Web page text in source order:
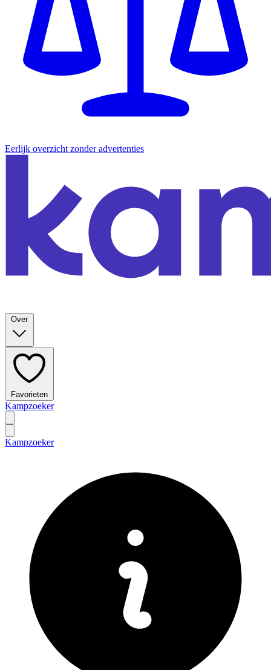
Eerlijk overzicht zonder advertenties
Over
Favorieten
Kampzoeker
Kampzoeker